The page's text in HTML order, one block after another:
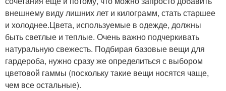
весны
Волос для контрастной
весны
внешнему виду лишних лет и килограмм, стать старшее
и холоднее.Цвета, используемые в одежде, должны
быть светлые и теплые. Очень важно подчеркивать
натуральную свежесть. Подбирая базовые вещи для
гардероба, нужно сразу же определиться с выбором
цветовой гаммы (поскольку такие вещи носятся чаще,
чем все остальные).